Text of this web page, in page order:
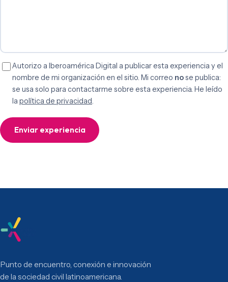
Autorizo a Iberoamérica Digital a publicar esta experiencia y el
nombre de mi organización en el sitio. Mi correo nose publica:
se usa solo para contactarme sobre esta experiencia. He leído
la política de privacidad.
Enviar experiencia
Punto de encuentro, conexión e innovación
de la sociedad civil latinoamericana.